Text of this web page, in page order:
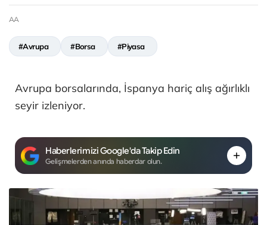
AA
#Avrupa #Borsa #Piyasa
Avrupa borsalarında, İspanya hariç alış ağırlıklı
seyir izleniyor.
Haberlerimizi Google'da Takip Edin
Gelişmelerden anında haberdar olun.